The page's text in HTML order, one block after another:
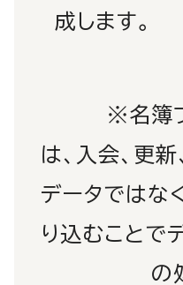
成します。
※名簿フォ
は、入会、更
データではな
り込むことで
の処理